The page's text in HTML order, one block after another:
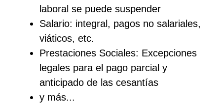
laboral se puede suspender
Salario: integral, pagos no salariales,
viáticos, etc.
Prestaciones Sociales: Excepciones
legales para el pago parcial y
anticipado de las cesantías
y más...